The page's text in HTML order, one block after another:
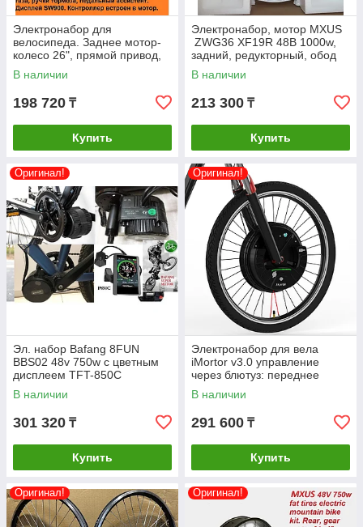
Электронабор для
велосипеда. Заднее мотор-
колесо 26", прямой привод,
48v 1000w (max 1200w),
(контроллер 48v 25a, встроен
В наличии
198 720 ₸
Купить
Электронабор, мотор MXUS
ZWG36 XF19R 48В 1000w,
задний, редукторный, обод
20",26”.
В наличии
213 300 ₸
Купить
Оригинал!
Эл. набор Bafang 8FUN
BBS02 48v 750w с цветным
дисплеем TFT-850C
кареточный на велосипед.
(68-72mm) Без аккум.
В наличии
301 320 ₸
Купить
Оригинал!
Электронабор для вела
iMortor v3.0 управление
через блютуз: переднее
мотор-колесо 36v 800w.+акк.
36v 7,8A/H. 26,''28''обод
В наличии
291 600 ₸
Купить
Оригинал! Оригинал!